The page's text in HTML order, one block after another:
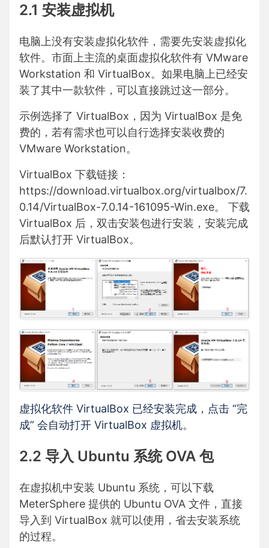
2.1 安装虚拟机
电脑上没有安装虚拟化软件，需要先安装虚拟化
软件。市面上主流的桌面虚拟化软件有 VMware
Workstation 和 VirtualBox。如果电脑上已经安
装了其中一款软件，可以直接跳过这一部分。
示例选择了 VirtualBox，因为 VirtualBox 是免
费的，若有需求也可以自行选择安装收费的
VMware Workstation。
VirtualBox 下载链接：
https://download.virtualbox.org/virtualbox/7.
0.14/VirtualBox-7.0.14-161095-Win.exe。 下载
VirtualBox 后，双击安装包进行安装，安装完成
后默认打开 VirtualBox。
虚拟化软件 VirtualBox 已经安装完成，点击 “完
成” 会自动打开 VirtualBox 虚拟机。
2.2 导入 Ubuntu 系统 OVA 包
在虚拟机中安装 Ubuntu 系统，可以下载
MeterSphere 提供的 Ubuntu OVA 文件，直接
导入到 VirtualBox 就可以使用，省去安装系统
的过程。